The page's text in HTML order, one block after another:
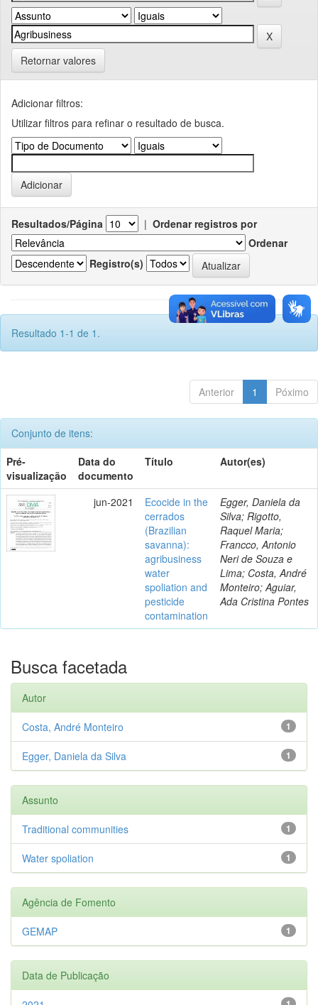
Retornar valores
Adicionar filtros:
Utilizar filtros para refinar o resultado de busca.
Resultados/Página | Ordenar registros por
Ordenar
Registro(s)
Resultado 1-1 de 1.
Anterior 1 Póximo
Conjunto de itens:
Pré-
visualização
Data do
documento
Título Autor(es)
jun-2021
Ecocide in the
cerrados
(Brazilian
savanna):
agribusiness
water
spoliation and
pesticide
contamination
Egger, Daniela da
Silva; Rigotto,
Raquel Maria;
Francco, Antonio
Neri de Souza e
Lima; Costa, André
Monteiro; Aguiar,
Ada Cristina Pontes
Busca facetada
Autor
1
Costa, André Monteiro
1
Egger, Daniela da Silva
Assunto
1
Traditional communities
1
Water spoliation
Agência de Fomento
1
GEMAP
Data de Publicação